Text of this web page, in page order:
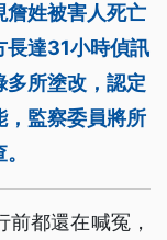
詹姓被害人死亡
長達31小時偵訊
所塗改，認定
，監察委員將所
都還在喊冤，